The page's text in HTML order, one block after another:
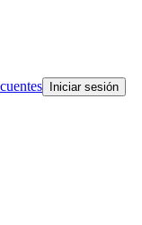
Iniciar sesión